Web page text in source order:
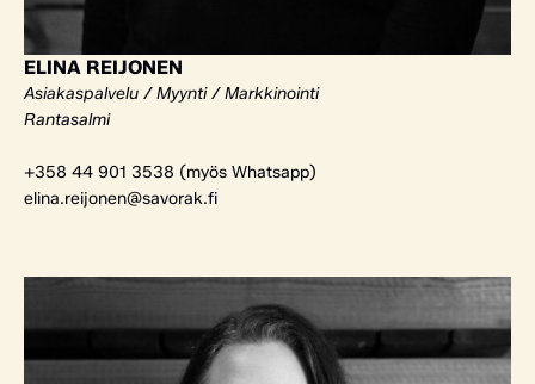
ELINA REIJONEN
Asiakaspalvelu / Myynti / Markkinointi
Rantasalmi
+358 44 901 3538 (myös Whatsapp)
elina.reijonen@savorak.fi